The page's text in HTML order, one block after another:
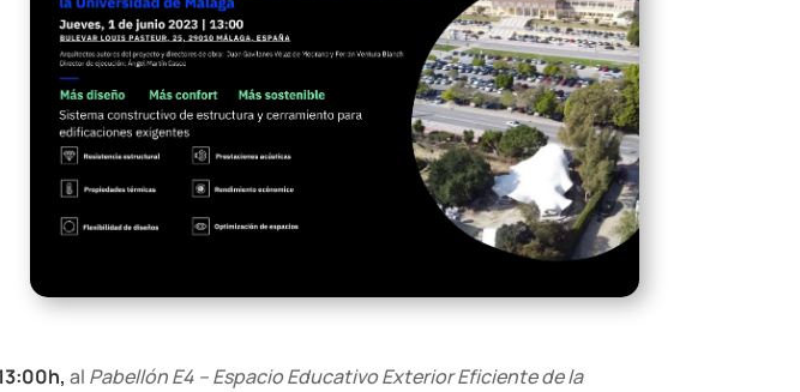
al Pabellón E4 – Espacio Educativo Exterior Eficiente de la